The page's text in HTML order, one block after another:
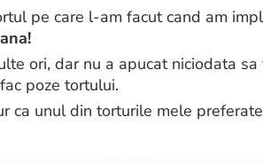
pe care l-am facut cand am
ori, dar nu a apucat niciodata sa
poze tortului.
ca unul din torturile mele